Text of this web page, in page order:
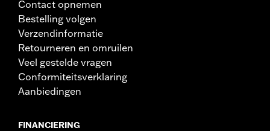
Contact opnemen
Bestelling volgen
Verzendinformatie
Retourneren en omruilen
Veel gestelde vragen
Conformiteitsverklaring
Aanbiedingen
FINANCIERING